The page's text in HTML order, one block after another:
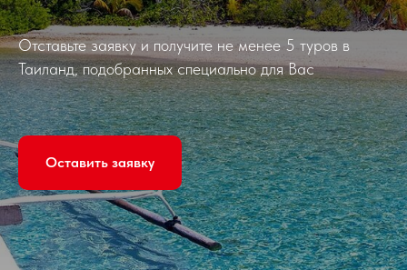
Отставьте заявку и получите не менее 5 туров в
Таиланд, подобранных специально для Вас
Оставить заявку